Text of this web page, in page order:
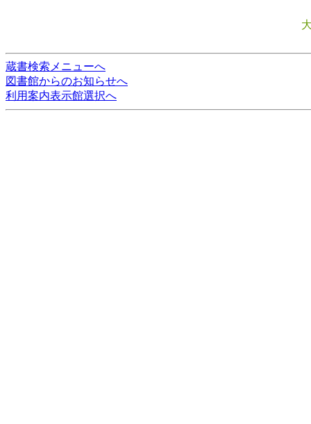
蔵書検索メニューへ
図書館からのお知らせへ
利用案内表示館選択へ